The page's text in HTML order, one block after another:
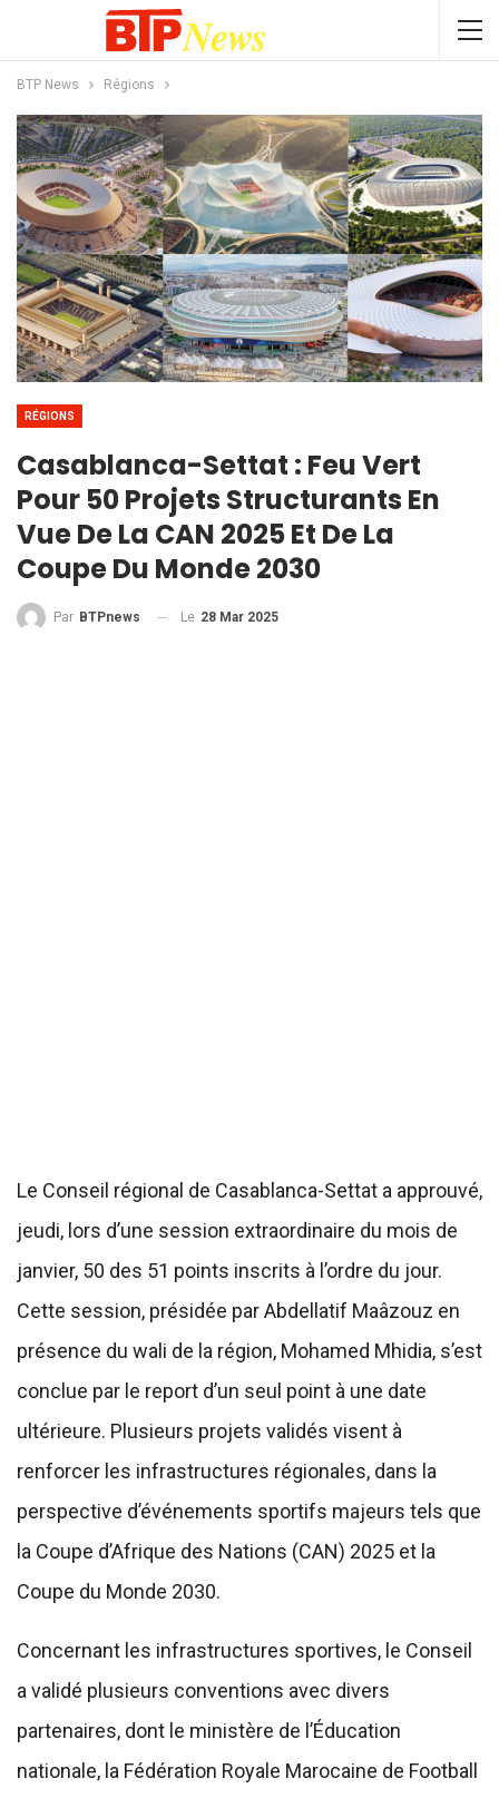
BTP News Régions
RÉGIONS
Casablanca-Settat : Feu Vert
Pour 50 Projets Structurants En
Vue De La CAN 2025 Et De La
Coupe Du Monde 2030
Par BTPnews Le 28 Mar 2025
Le Conseil régional de Casablanca-Settat a approuvé,
jeudi, lors d’une session extraordinaire du mois de
janvier, 50 des 51 points inscrits à l’ordre du jour.
Cette session, présidée par Abdellatif Maâzouz en
présence du wali de la région, Mohamed Mhidia, s’est
conclue par le report d’un seul point à une date
ultérieure. Plusieurs projets validés visent à
renforcer les infrastructures régionales, dans la
perspective d’événements sportifs majeurs tels que
la Coupe d’Afrique des Nations (CAN) 2025 et la
Coupe du Monde 2030.
Concernant les infrastructures sportives, le Conseil
a validé plusieurs conventions avec divers
partenaires, dont le ministère de l’Éducation
nationale, la Fédération Royale Marocaine de Football